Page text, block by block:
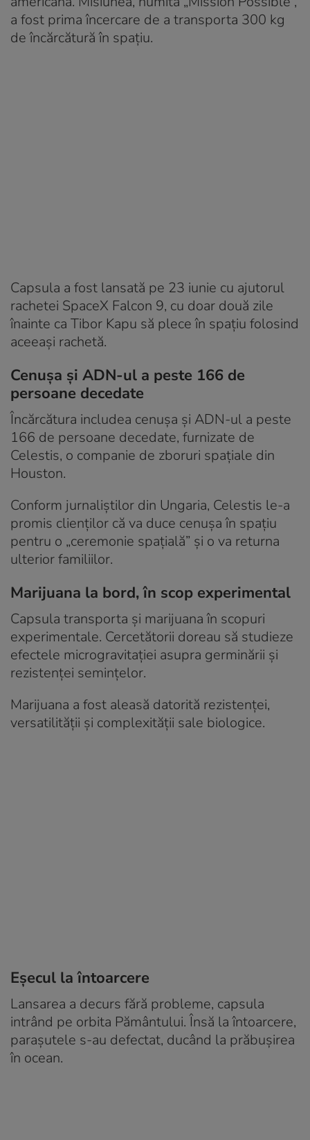
a fost prima încercare de a transporta 300 kg
de încărcătură în spațiu.
Capsula a fost lansată pe 23 iunie cu ajutorul
rachetei SpaceX Falcon 9, cu doar două zile
înainte ca Tibor Kapu să plece în spațiu folosind
aceeași rachetă.
Cenușa și ADN-ul a peste 166 de
persoane decedate
Încărcătura includea cenușa și ADN-ul a peste
166 de persoane decedate, furnizate de
Celestis, o companie de zboruri spațiale din
Houston.
Conform jurnaliștilor din Ungaria, Celestis le-a
promis clienților că va duce cenușa în spațiu
pentru o „ceremonie spațială” și o va returna
ulterior familiilor.
Marijuana la bord, în scop experimental
Capsula transporta și marijuana în scopuri
experimentale. Cercetătorii doreau să studieze
efectele microgravitației asupra germinării și
rezistenței semințelor.
Marijuana a fost aleasă datorită rezistenței,
versatilității și complexității sale biologice.
Eșecul la întoarcere
Lansarea a decurs fără probleme, capsula
intrând pe orbita Pământului. Însă la întoarcere,
parașutele s-au defectat, ducând la prăbușirea
în ocean.